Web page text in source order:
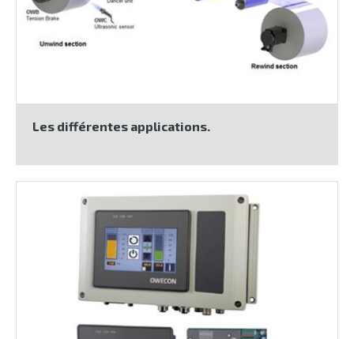
Les différentes applications.